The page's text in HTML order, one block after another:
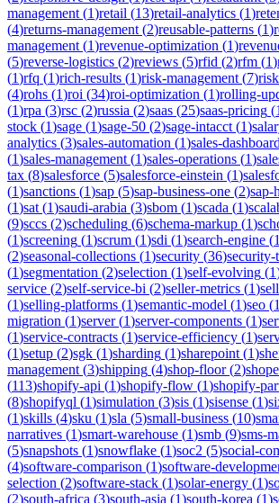
management (1)retail (13)retail-analytics (1)
(4)returns-management (2)reusable-patterns (1)
management (1)revenue-optimization (1)
(5)reverse-logistics (2)reviews (5)rfid (2)rfm (1)
(1)rfq (1)rich-results (1)risk-management (7)
(4)rohs (1)roi (34)roi-optimization (1)rolling-
(1)rpa (3)rsc (2)russia (2)saas (25)saas-pricing (1
stock (1)sage (1)sage-50 (2)sage-intacct (1)
analytics (3)sales-automation (1)sales-dashboard
(1)sales-management (1)sales-operations (1)
tax (8)salesforce (5)salesforce-einstein (1)
(1)sanctions (1)sap (5)sap-business-one (2)sap-
(1)sat (1)saudi-arabia (3)sbom (1)scada (1)
(9)sccs (2)scheduling (6)schema-markup (1)
(1)screening (1)scrum (1)sdi (1)search-engine (1
(2)seasonal-collections (1)security (36)
(1)segmentation (2)selection (1)self-evolving (1
service (2)self-service-bi (2)seller-metrics (1)
(1)selling-platforms (1)semantic-model (1)seo (
migration (1)server(1)server-components (1)
(1)service-contracts (1)service-efficiency (1)
(1)setup (2)sgk (1)sharding (1)sharepoint (1)
management (3)shipping (4)shop-floor(2)
(113)shopify-api (1)shopify-flow (1)shopify-
(8)shopifyql (1)simulation (3)sis (1)sisense (1)
(1)skills (4)sku (1)sla (5)small-business (10)
narratives (1)smart-warehouse (1)smb (9)sms-
(5)snapshots (1)snowflake (1)soc2 (5)social-
(4)software-comparison (1)software-
selection (2)software-stack (1)solar-energy (1)
(2)south-africa (3)south-asia (1)south-korea (1)